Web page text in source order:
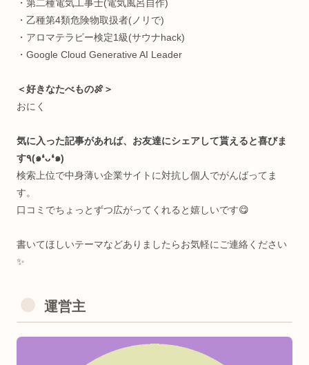
※発言は私個人の見解であり、所属組織を代表するもので
りません。
十代で重度の病にかかり、身体の健康や脳の仕組みに興味
つようになる。肉体や精神を制御する術を探し、プログラ
ちに快復し、好奇心だけが残ってしまった存在。人間を究
のがすき。
＜経歴🧩＞
で薬漬け→栄養学独学→1年で40kg痩せる→IT系専門学校→
金勿体なくて中退→GIFTED教育→プログラミング独学&リ
京都ビジコン副賞→Webサービス起業→日本科学未来館(テ
カルスタッフ)→Python独学支援コミニュティ運営→大学で
究員＆企業でクリエイティブテクノロジスト→今に至る
運営主